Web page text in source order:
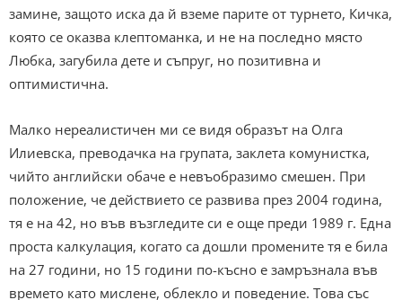
замине, защото иска да й вземе парите от турнето, Кичка,
която се оказва клептоманка, и не на последно място
Любка, загубила дете и съпруг, но позитивна и
оптимистична.
Малко нереалистичен ми се видя образът на Олга
Илиевска, преводачка на групата, заклета комунистка,
чийто английски обаче е невъобразимо смешен. При
положение, че действието се развива през 2004 година,
тя е на 42, но във възгледите си е още преди 1989 г. Една
проста калкулация, когато са дошли промените тя е била
на 27 години, но 15 години по-късно е замръзнала във
времето като мислене, облекло и поведение. Това със